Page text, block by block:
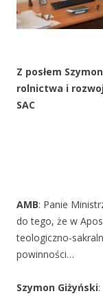
Z posłem
rolnictwa i
SAC
AMB: Panie
do tego, że w
teologiczno-
powinności…
Szymon Giżyński